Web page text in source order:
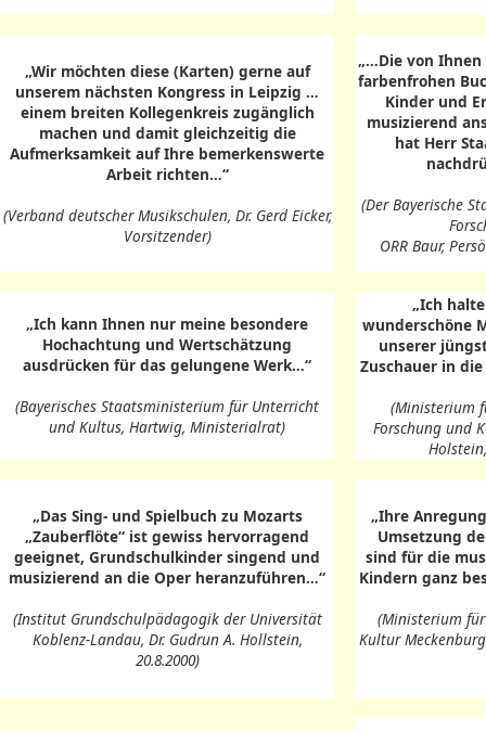
„Wir möchten diese (Karten) gerne auf
unserem nächsten Kongress in Leipzig …
einem breiten Kollegenkreis zugänglich
machen und damit gleichzeitig die
Aufmerksamkeit auf Ihre bemerkenswerte
Arbeit richten…“
(Verband deutscher Musikschulen, Dr. Gerd Eicker,
Vorsitzender)
„…Die von Ihnen
farbenfrohen
Kinder und
musizierend
hat Herr
(Der Bayerische
ORR Baur,
„Ich kann Ihnen nur meine besondere
Hochachtung und Wertschätzung
ausdrücken für das gelungene Werk…“
(Bayerisches Staatsministerium für Unterricht
und Kultus, Hartwig, Ministerialrat)
„Ich
wunderschöne
unserer
Zuschauer in
(Ministerium
Forschung und
„Das Sing- und Spielbuch zu Mozarts
„Zauberflöte“ ist gewiss hervorragend
geeignet, Grundschulkinder singend und
musizierend an die Oper heranzuführen…“
(Institut Grundschulpädagogik der Universität
Koblenz-Landau, Dr. Gudrun A. Hollstein,
20.8.2000)
„Ihre
Umsetzung
sind für die
Kindern ganz
(Ministerium
Kultur